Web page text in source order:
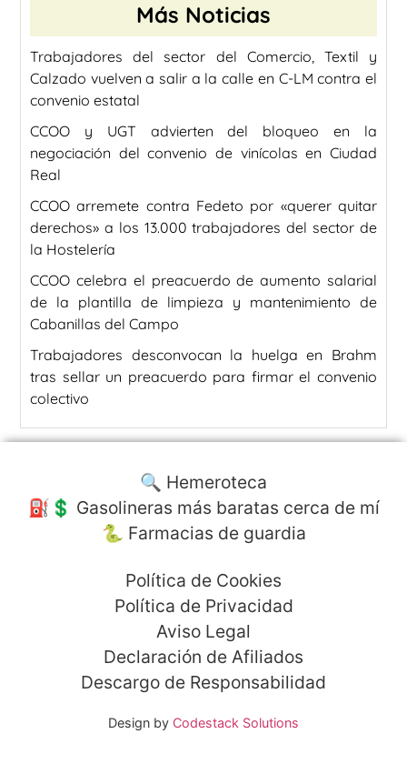
Más Noticias
Trabajadores del sector del Comercio, Textil y
Calzado vuelven a salir a la calle en C-LM contra el
convenio estatal
CCOO y UGT advierten del bloqueo en la
negociación del convenio de vinícolas en Ciudad
Real
CCOO arremete contra Fedeto por «querer quitar
derechos» a los 13.000 trabajadores del sector de
la Hostelería
CCOO celebra el preacuerdo de aumento salarial
de la plantilla de limpieza y mantenimiento de
Cabanillas del Campo
Trabajadores desconvocan la huelga en Brahm
tras sellar un preacuerdo para firmar el convenio
colectivo
🔍 Hemeroteca
⛽️💲 Gasolineras más baratas cerca de mí
🐍 Farmacias de guardia
Política de Cookies
Política de Privacidad
Aviso Legal
Declaración de Afiliados
Descargo de Responsabilidad
Design by Codestack Solutions